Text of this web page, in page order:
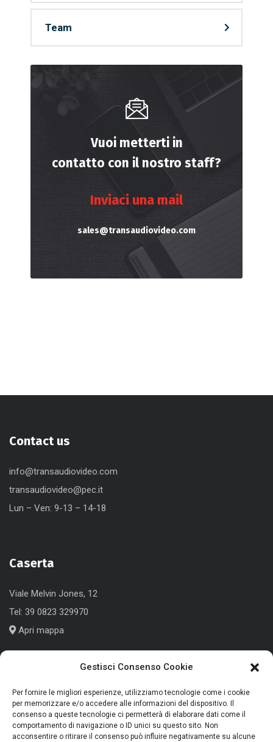
Gestisci Consenso Cookie
Per fornire le migliori esperienze, utilizziamo tecnologie come i cookie
per memorizzare e/o accedere alle informazioni del dispositivo. Il
consenso a queste tecnologie ci permetterà di elaborare dati come il
comportamento di navigazione o ID unici su questo sito. Non
acconsentire o ritirare il consenso può influire negativamente su alcune
Team
Vuoi metterti in
contatto con il nostro staff?
Inviaci una mail
sales@transaudiovideo.com
Contact us
info@transaudiovideo.com
transaudiovideo@pec.it
Lun – Ven: 9-13 – 14-18
Caserta
Viale Melvin Jones, 12
Tel: 39 0823 329970
Apri mappa
Cologno Monzese (MI)
Corso Roma, 186
Tel:+39 039 791339